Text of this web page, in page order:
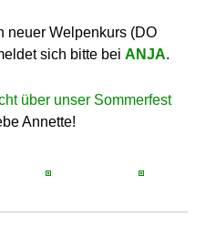
neuer Welpenkurs (DO
sich bitte bei ANJA.
über unser Sommerfest
Annette!